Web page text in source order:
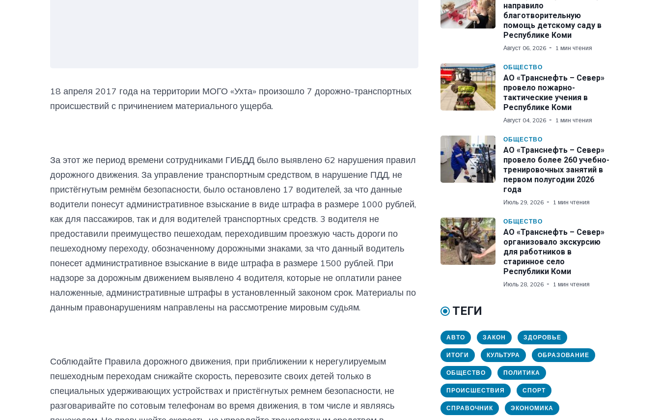
18 апреля 2017 года на территории МОГО «Ухта» произошло 7 дорожно-транспортных
происшествий с причинением материального ущерба.
За этот же период времени сотрудниками ГИБДД было выявлено 62 нарушения правил
дорожного движения. За управление транспортным средством, в нарушение ПДД, не
пристёгнутым ремнём безопасности, было остановлено 17 водителей, за что данные
водители понесут административное взыскание в виде штрафа в размере 1000 рублей,
как для пассажиров, так и для водителей транспортных средств. 3 водителя не
предоставили преимущество пешеходам, переходившим проезжую часть дороги по
пешеходному переходу, обозначенному дорожными знаками, за что данный водитель
понесет административное взыскание в виде штрафа в размере 1500 рублей. При
надзоре за дорожным движением выявлено 4 водителя, которые не оплатили ранее
наложенные, административные штрафы в установленный законом срок. Материалы по
данным правонарушениям направлены на рассмотрение мировым судьям.
Соблюдайте Правила дорожного движения, при приближении к нерегулируемым
пешеходным переходам снижайте скорость, перевозите своих детей только в
специальных удерживающих устройствах и пристёгнутых ремнем безопасности, не
разговаривайте по сотовым телефонам во время движения, в том числе и являясь
направило
благотворительную
помощь детскому саду в
Республике Коми
Август 06, 2026 1 мин чтения
ОБЩЕСТВО
АО «Транснефть – Север»
провело пожарно-
тактические учения в
Республике Коми
Август 04, 2026 1 мин чтения
ОБЩЕСТВО
АО «Транснефть – Север»
провело более 260 учебно-
тренировочных занятий в
первом полугодии 2026
года
Июль 29, 2026 1 мин чтения
ОБЩЕСТВО
АО «Транснефть – Север»
организовало экскурсию
для работников в
старинное село
Республики Коми
Июль 28, 2026 1 мин чтения
ТЕГИ
АВТО ЗАКОН ЗДОРОВЬЕ
ИТОГИ КУЛЬТУРА ОБРАЗОВАНИЕ
ОБЩЕСТВО ПОЛИТИКА
ПРОИСШЕСТВИЯ СПОРТ
СПРАВОЧНИК ЭКОНОМИКА